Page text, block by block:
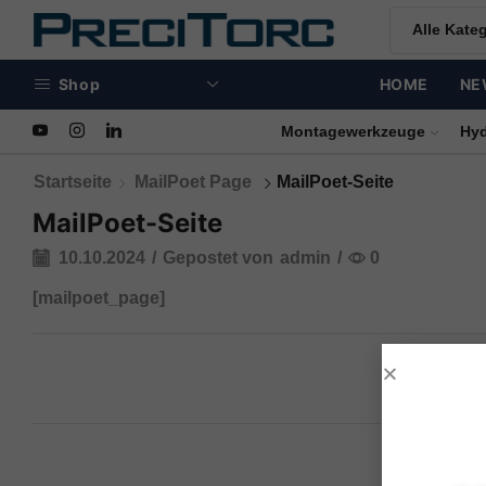
Shop HOME
Schraubtechnik
Montagewerkzeuge
Startseite MailPoet Page MailPoet-Seite
MailPoet-Seite
10.10.2024 / Gepostet von admin / 0
[mailpoet_page]